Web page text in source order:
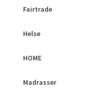
Fairtrade
Helse
HOME
Madrasser